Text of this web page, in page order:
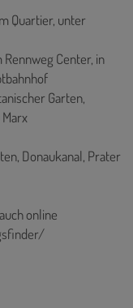
Quartier, unter
Center, in
Garten,
Donaukanal, Prater
online